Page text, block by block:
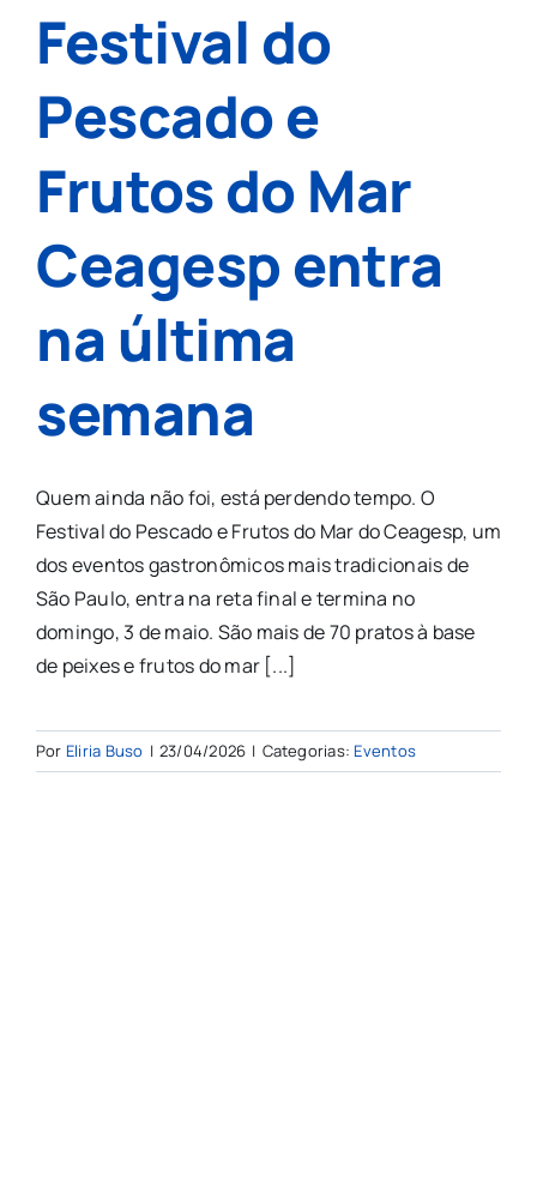
Festival do
Pescado e
Frutos do Mar
Ceagesp entra
na última
semana
Quem ainda não foi, está perdendo tempo. O
Festival do Pescado e Frutos do Mar do Ceagesp, um
dos eventos gastronômicos mais tradicionais de
São Paulo, entra na reta final e termina no
domingo, 3 de maio. São mais de 70 pratos à base
de peixes e frutos do mar [...]
Por Eliria Buso | 23/04/2026 | Categorias:Eventos